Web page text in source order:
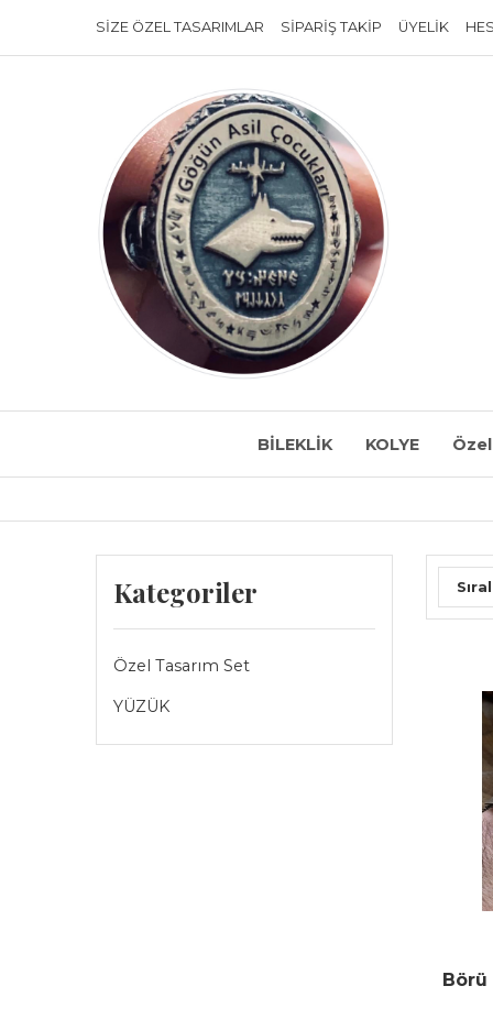
SIZE ÖZEL TASARIMLAR SIPARIŞ TAKIP ÜYELIK
BİLEKLİK KOLYE
Kategoriler
Özel Tasarım Set
YÜZÜK
Börü